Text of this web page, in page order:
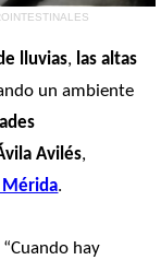
lluvias, las altas
un ambiente
Avilés,
.
hay